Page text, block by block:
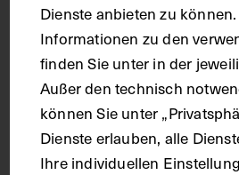
Papier
Technik
Fotografie
Dienste anbieten zu
Informationen zu den
finden Sie unter in der
Außer den technisch
können Sie unter
Dienste erlauben, alle
Ihre individuellen